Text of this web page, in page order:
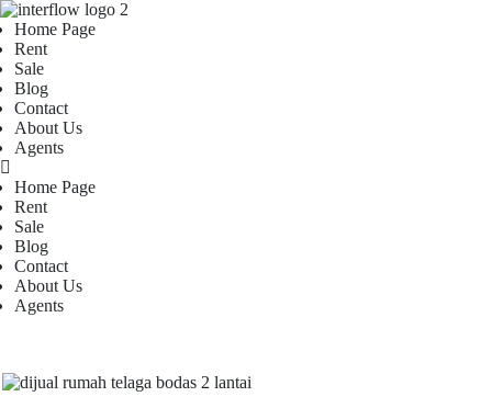
Home Page
Rent
Sale
Blog
Contact
About Us
Agents
Home Page
Rent
Sale
Blog
Contact
About Us
Agents